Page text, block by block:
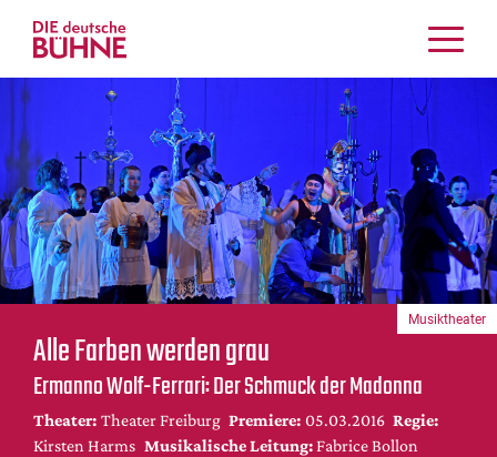
Kritiken
Schauspiel
Musiktheater
Tanz
Crossover
Bühnenwelt
Festivals & Veranstaltungen
Menschen & Theater
Themen
Internationales
Nachrufe
Alle Farben werden grau
Ermanno Wolf-Ferrari: Der Schmuck der Madonna
Theater: Theater Freiburg Premiere: 05.03.2016 Regie:
Kirsten Harms Musikalische Leitung: Fabrice Bollon
Musiktheater